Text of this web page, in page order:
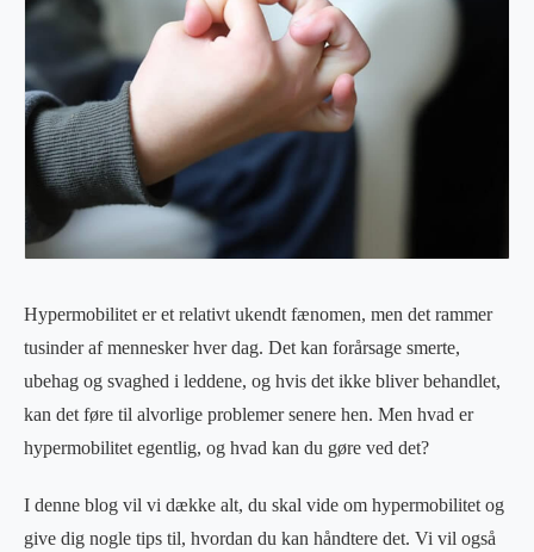
Hypermobilitet er et relativt ukendt fænomen, men det rammer
tusinder af mennesker hver dag. Det kan forårsage smerte,
ubehag og svaghed i leddene, og hvis det ikke bliver behandlet,
kan det føre til alvorlige problemer senere hen. Men hvad er
hypermobilitet egentlig, og hvad kan du gøre ved det?
I denne blog vil vi dække alt, du skal vide om hypermobilitet og
give dig nogle tips til, hvordan du kan håndtere det. Vi vil også